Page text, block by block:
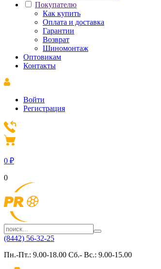
Покупателю
Как купить
Оплата и доставка
Гарантии
Возврат
Шиномонтаж
Оптовикам
Контакты
Войти
Регистрация
0 ₽
0
(8442) 56-32-25
Пн.-Пт.: 9.00-18.00 Сб.- Вс.: 9.00-15.00